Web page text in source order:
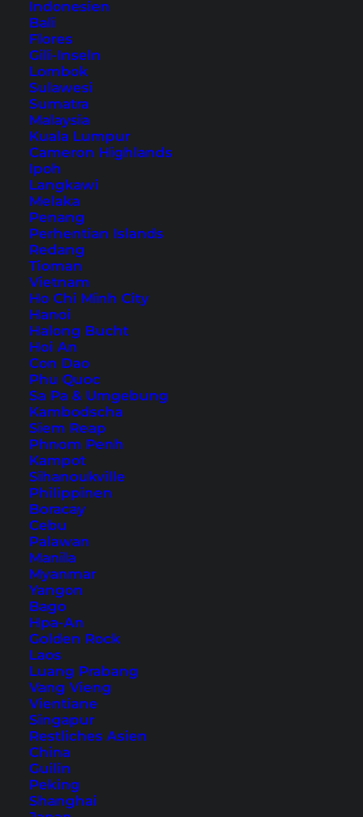
Indonesien
Bali
Flores
Gili-Inseln
Lombok
Sulawesi
Sumatra
Malaysia
Kuala Lumpur
Cameron Highlands
Ipoh
Langkawi
Melaka
Penang
Perhentian Islands
Redang
Tioman
Vietnam
Ho Chi Minh City
Hanoi
Halong Bucht
Hoi An
Con Dao
Phu Quoc
Sa Pa & Umgebung
Kambodscha
Siem Reap
Phnom Penh
Kampot
Sihanoukville
Philippinen
Boracay
Cebu
Palawan
Manila
Myanmar
Yangon
Bago
Hpa-An
Golden Rock
Laos
Luang Prabang
Vang Vieng
Vientiane
Singapur
Restliches Asien
China
Guilin
Peking
Shanghai
Inhaltsverzeichnis
Übernachtung auf Koh Samui – unser
Hoteltipp
1. Bang Por Beach
2. Baan Tai Beach
3. Maenam Beach
4. W Beach
5. Bophut Beach
6. Bangrak Beach
7. Thongson Bay
8. Choeng Mon Beach
9. Chaweng Beach
10. Chaweng Noi Beach
11. Coral Cove Beach
12. Silver Beach
13. Lamai Beach
14. Natien Beach
15. Bang Kao Beach
16. Thong Krut Beach
17. Taling Ngam Beach
18. Lipa Noi Beach
19. Nathon Beach
20. Bang Makham Beach
Koh Samui: Touren und Tickets
Anreise nach Koh Samui
Die Strände in den Hauptorten sind einfach zu
erreichen, die abgelegenen im Süden kannst du
aber super auf einer Rollertour oder mit einem
privaten Fahrer
vorfindest, ist vor allem viel Ruhe und
Entspannung, denn wirklich stark besucht, sind